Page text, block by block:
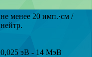
не менее 20 имп.·см /
нейтр.
0,025 эВ - 14 МэВ